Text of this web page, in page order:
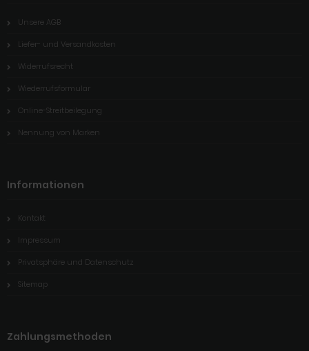
Unsere AGB
Liefer- und Versandkosten
Widerrufsrecht
Wiederrufsformular
Online-Streitbeilegung
Nennung von Marken
Informationen
Kontakt
Impressum
Privatsphäre und Datenschutz
Sitemap
Zahlungsmethoden